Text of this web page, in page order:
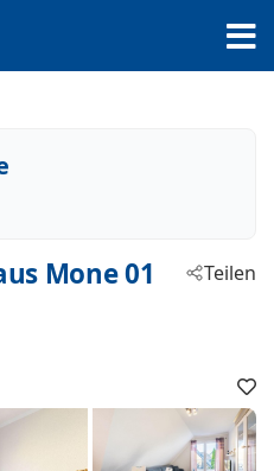
Mone 01
Teilen